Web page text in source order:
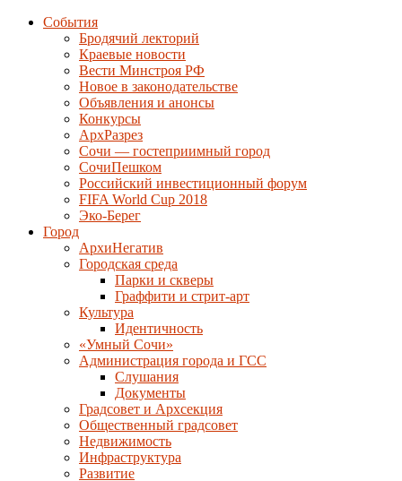
События
Бродячий лекторий
Краевые новости
Вести Минстроя РФ
Новое в законодательстве
Объявления и анонсы
Конкурсы
АрхРазрез
Сочи — гостеприимный город
СочиПешком
Российский инвестиционный форум
FIFA World Cup 2018
Эко-Берег
Город
АрхиНегатив
Городская среда
Парки и скверы
Граффити и стрит-арт
Культура
Идентичность
«Умный Сочи»
Администрация города и ГСС
Слушания
Документы
Градсовет и Архсекция
Общественный градсовет
Недвижимость
Инфраструктура
Развитие